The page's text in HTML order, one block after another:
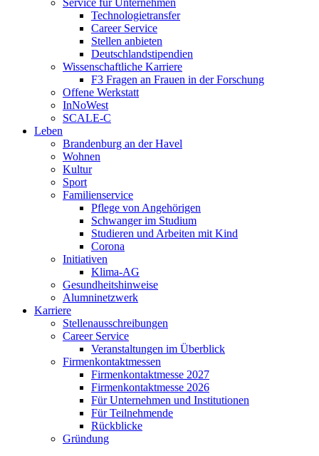
Service für Unternehmen
Technologietransfer
Career Service
Stellen anbieten
Deutschlandstipendien
Wissenschaftliche Karriere
F3 Fragen an Frauen in der Forschung
Offene Werkstatt
InNoWest
SCALE-C
Leben
Brandenburg an der Havel
Wohnen
Kultur
Sport
Familienservice
Pflege von Angehörigen
Schwanger im Studium
Studieren und Arbeiten mit Kind
Corona
Initiativen
Klima-AG
Gesundheitshinweise
Alumninetzwerk
Karriere
Stellenausschreibungen
Career Service
Veranstaltungen im Überblick
Firmenkontaktmessen
Firmenkontaktmesse 2027
Firmenkontaktmesse 2026
Für Unternehmen und Institutionen
Für Teilnehmende
Rückblicke
Gründung